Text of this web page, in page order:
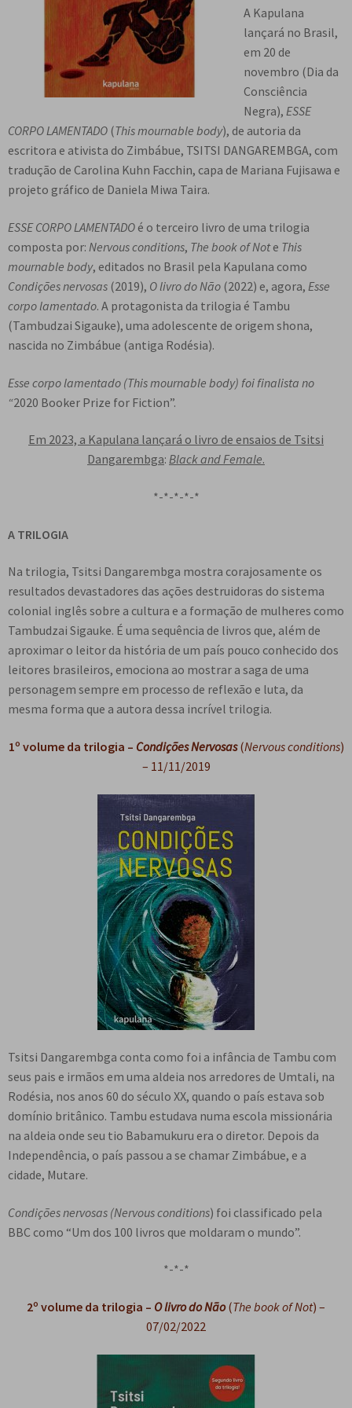
e
n
t
e
A Kapulana
lançará no Brasil,
em 20 de
novembro (Dia da
Consciência
Negra), ESSE
CORPO LAMENTADO (This mournable body), de autoria da
escritora e ativista do Zimbábue, TSITSI DANGAREMBGA, com
tradução de Carolina Kuhn Facchin, capa de Mariana Fujisawa e
projeto gráfico de Daniela Miwa Taira.
ESSE CORPO LAMENTADO é o terceiro livro de uma trilogia
composta por: Nervous conditions, The book of Note This
mournable body, editados no Brasil pela Kapulana como
Condições nervosas (2019), O livro do Não (2022) e, agora, Esse
corpo lamentado. A protagonista da trilogia é Tambu
(Tambudzai Sigauke), uma adolescente de origem shona,
nascida no Zimbábue (antiga Rodésia).
Esse corpo lamentado (This mournable body) foi finalista no
“2020 Booker Prize for Fiction”.
Em 2023, a Kapulana lançará o livro de ensaios de Tsitsi
Dangarembga: Black and Female.
*-*-*-*-*
A TRILOGIA
Na trilogia, Tsitsi Dangarembga mostra corajosamente os
resultados devastadores das ações destruidoras do sistema
colonial inglês sobre a cultura e a formação de mulheres como
Tambudzai Sigauke. É uma sequência de livros que, além de
aproximar o leitor da história de um país pouco conhecido dos
leitores brasileiros, emociona ao mostrar a saga de uma
personagem sempre em processo de reflexão e luta, da
mesma forma que a autora dessa incrível trilogia.
1º volume da trilogia – Condições Nervosas(Nervous conditions)
– 11/11/2019
Tsitsi Dangarembga conta como foi a infância de Tambu com
seus pais e irmãos em uma aldeia nos arredores de Umtali, na
Rodésia, nos anos 60 do século XX, quando o país estava sob
domínio britânico. Tambu estudava numa escola missionária
na aldeia onde seu tio Babamukuru era o diretor. Depois da
Independência, o país passou a se chamar Zimbábue, e a
cidade, Mutare.
Condições nervosas (Nervous conditions) foi classificado pela
BBC como “Um dos 100 livros que moldaram o mundo”.
*-*-*
2º volume da trilogia – O livro do Não(The book of Not) –
07/02/2022